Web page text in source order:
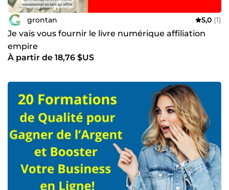
grontan 5,0 (1)
Je vais vous fournir le livre numérique affiliation
empire
À partir de 18,76 $US